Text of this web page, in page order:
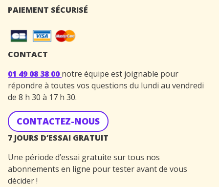
PAIEMENT SÉCURISÉ
CONTACT
01 49 08 38 00 notre équipe est joignable pour
répondre à toutes vos questions du lundi au vendredi
de 8 h 30 à 17 h 30.
CONTACTEZ-NOUS
7 JOURS D’ESSAI GRATUIT
Une période d’essai gratuite sur tous nos
abonnements en ligne pour tester avant de vous
décider !